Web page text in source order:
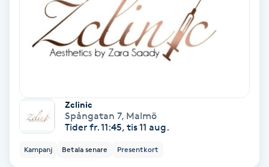
Hårborttagning
Hårförlängning
Hårvård
Zclinic
Spångatan 7, Malmö
Tider fr. 11:45, tis 11 aug.
Kampanj Betala senare Presentkort